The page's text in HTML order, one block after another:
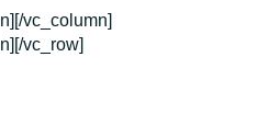
vc_column]
vc_row]